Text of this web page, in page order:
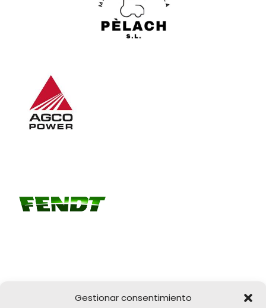
Gestionar consentimiento